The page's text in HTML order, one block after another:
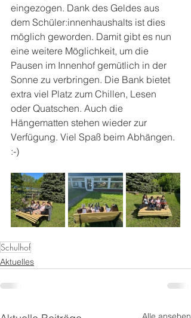
eingezogen. Dank des Geldes aus
dem Schüler:innenhaushalts ist dies
möglich geworden. Damit gibt es nun
eine weitere Möglichkeit, um die
Pausen im Innenhof gemütlich in der
Sonne zu verbringen. Die Bank bietet
extra viel Platz zum Chillen, Lesen
oder Quatschen. Auch die
Hängematten stehen wieder zur
Verfügung. Viel Spaß beim Abhängen.
:-)
Schulhof
Aktuelles